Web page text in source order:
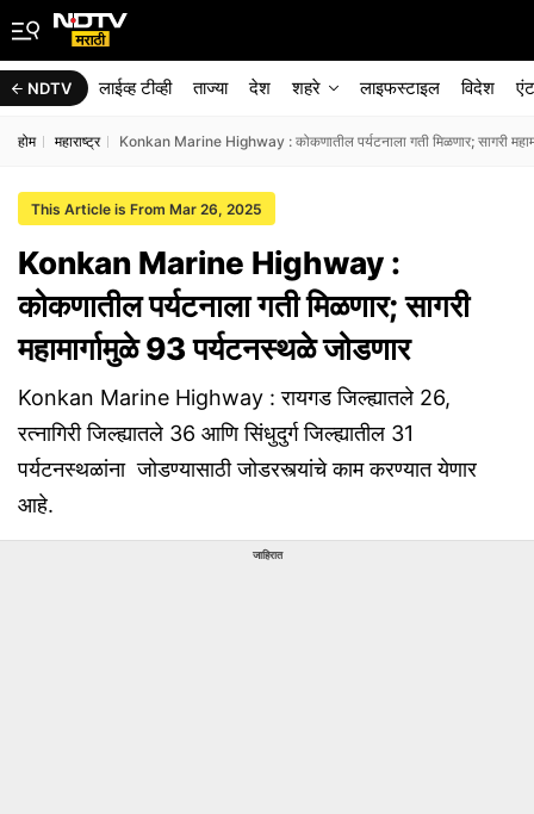
NDTV लाईव्ह टीव्ही ताज्या देश शहरे लाइफस्टाइल विदेश
होम महाराष्ट्र Konkan Marine Highway : कोकणातील पर्यटनाला गती मिळणार; सागरी
This Article is From Mar 26, 2025
Konkan Marine Highway :
कोकणातील पर्यटनाला गती मिळणार; सागरी
महामार्गामुळे 93 पर्यटनस्थळे जोडणार
Konkan Marine Highway : रायगड जिल्ह्यातले 26,
रत्नागिरी जिल्ह्यातले 36 आणि सिंधुदुर्ग जिल्ह्यातील 31
पर्यटनस्थळांना जोडण्यासाठी जोडरस्त्यांचे काम करण्यात येणार
आहे.
जाहिरात